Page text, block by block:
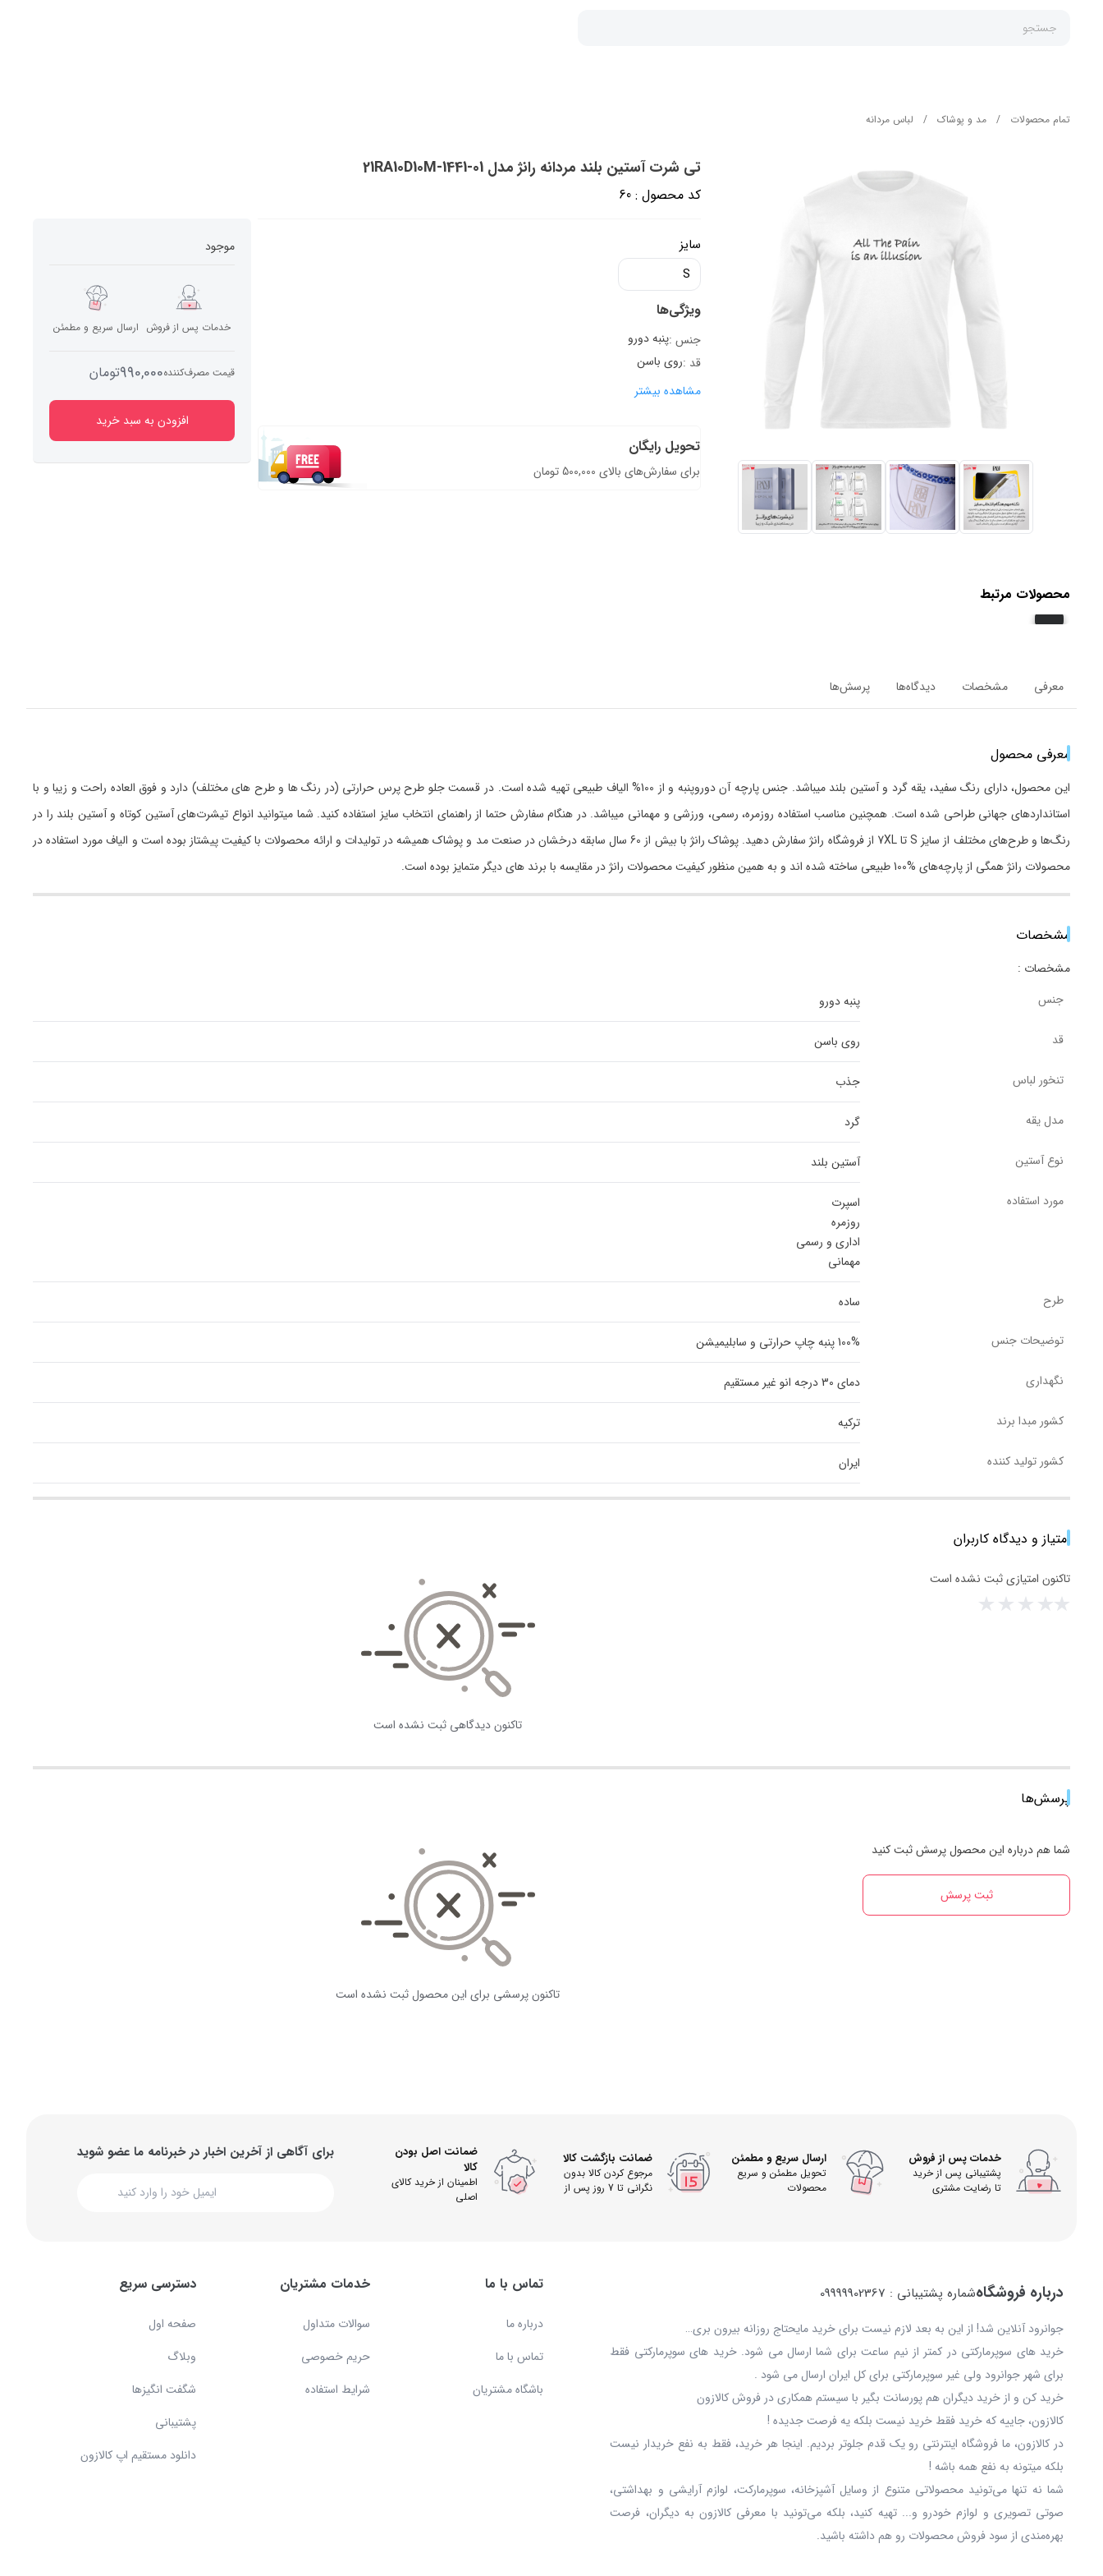
جستجو
تمام محصولات / مد و پوشاک / لباس مردانه
تی شرت آستین بلند مردانه رانژ مدل 21RA10D10M-1441-01
کد محصول : 60
سایز
S
ویژگی‌ها
جنس :پنبه دورو
قد :روی باسن
مشاهده بیشتر
تحویل رایگان
برای سفارش‌های بالای 500,000 تومان
موجود
خدمات پس از فروش ارسال سریع و مطمئن
قیمت مصرف‌کننده990,000تومان
افزودن به سبد خرید
محصولات مرتبط
معرفی مشخصات دیدگاه‌ها پرسش‌ها
معرفی محصول
این محصول، دارای رنگ سفید، یقه گرد و آستین بلند میباشد. جنس پارچه آن دوروپنبه و از 100% الیاف طبیعی تهیه شده است. در قسمت جلو طرح پرس حرارتی (در رنگ ها و طرح های مختلف) دارد و فوق العاده راحت و زیبا و با
استانداردهای جهانی طراحی شده است. همچنین مناسب استفاده روزمره، رسمی، ورزشی و مهمانی میباشد. در هنگام سفارش حتما از راهنمای انتخاب سایز استفاده کنید. شما میتوانید انواع تیشرت‌های آستین کوتاه و آستین بلند را در
رنگ‌ها و طرح‌های مختلف از سایز S تا 7XL از فروشگاه رانژ سفارش دهید. پوشاک رانژ با بیش از 60 سال سابقه درخشان در صنعت مد و پوشاک همیشه در تولیدات و ارائه محصولات با کیفیت پیشتاز بوده است و الیاف مورد استفاده در
محصولات رانژ همگی از پارچه‌های %100 طبیعی ساخته شده اند و به همین منظور کیفیت محصولات رانژ در مقایسه با برند های دیگر متمایز بوده است.
مشخصات
مشخصات :
جنس
پنبه دورو
قد روی باسن
تنخور لباس جذب
مدل یقه گرد
نوع آستین آستین بلند
مورد استفاده
اسپرت
روزمره
اداری و رسمی
مهمانی
طرح ساده
توضیحات جنس 100% پنبه چاپ حرارتی و سابلیمیشن
نگهداری دمای 30 درجه انو غیر مستقیم
کشور مبدا برند ترکیه
کشور تولید کننده ایران
امتیاز و دیدگاه کاربران
تاکنون امتیازی ثبت نشده است
تاکنون دیدگاهی ثبت نشده است
پرسش‌ها
شما هم درباره این محصول پرسش ثبت کنید
ثبت پرسش
تاکنون پرسشی برای این محصول ثبت نشده است
خدمات پس از فروش
پشتیبانی پس از خرید
تا رضایت مشتری
ارسال سریع و مطمئن
تحویل مطمئن و سریع
محصولات
ضمانت بازگشت کالا
مرجوع کردن کالا بدون
نگرانی تا 7 روز پس از
ضمانت اصل بودن
کالا
اطمینان از خرید کالای
اصلی
برای آگاهی از آخرین اخبار در خبرنامه ما عضو شوید
درباره فروشگاهشماره پشتیبانی : 09999902367
جوانرود آنلاین شد! از این به بعد لازم نیست برای خرید مایحتاج روزانه بیرون بری…
خرید های سوپرمارکتی در کمتر از نیم ساعت برای شما ارسال می شود. خرید های سوپرمارکتی فقط
برای شهر جوانرود ولی غیر سوپرمارکتی برای کل ایران ارسال می شود .
خرید کن و از خرید دیگران هم پورسانت بگیر با سیستم همکاری در فروش کالازون
کالازون، جاییه که خرید فقط خرید نیست بلکه یه فرصت جدیده !
در کالازون، ما فروشگاه اینترنتی رو یک قدم جلوتر بردیم. اینجا هر خرید، فقط به نفع خریدار نیست
بلکه میتونه به نفع همه باشه !
شما نه‌ تنها می‌تونید محصولاتی متنوع از وسایل آشپزخانه، سوپرمارکت، لوازم آرایشی و بهداشتی،
صوتی تصویری و لوازم خودرو و... تهیه کنید، بلکه می‌تونید با معرفی کالازون به دیگران، فرصت
بهره‌مندی از سود فروش محصولات رو هم داشته باشید.
تماس با ما
درباره ما
تماس با ما
باشگاه مشتریان
خدمات مشتریان
سوالات متداول
حریم خصوصی
شرایط استفاده
دسترسی سریع
صفحه اول
وبلاگ
شگفت انگیزها
پشتیبانی
دانلود مستقیم اپ کالازون